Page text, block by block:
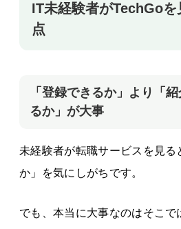
IT未経験者がTechGo
点
「登録できるか」より「
るか」が大事
未経験者が転職サービスを見る
か」を気にしがちです。
でも、本当に大事なのはそこで